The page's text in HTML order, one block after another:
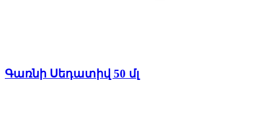
Գառնի Սեդատիվ 50 մլ